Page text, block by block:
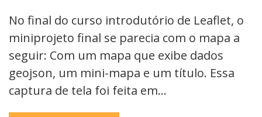
No final do curso introdutório de Leaflet, o
miniprojeto final se parecia com o mapa a
seguir: Com um mapa que exibe dados
geojson, um mini-mapa e um título. Essa
captura de tela foi feita em…